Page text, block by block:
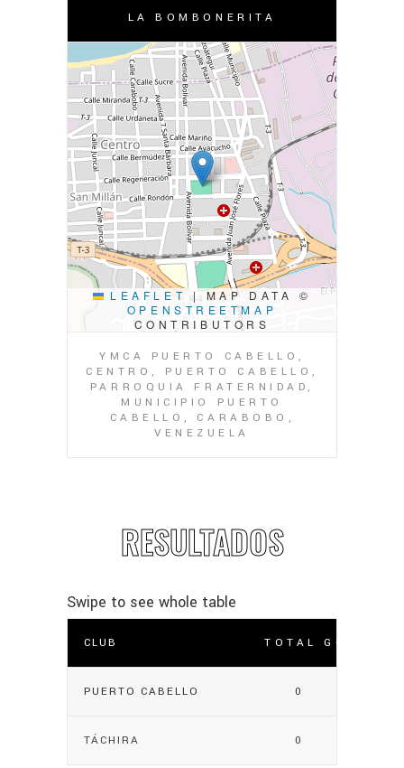
LA BOMBONERITA
LEAFLET |MAP DATA ©
OPENSTREETMAP
CONTRIBUTORS
YMCA PUERTO CABELLO,
CENTRO, PUERTO CABELLO,
PARROQUIA FRATERNIDAD,
MUNICIPIO PUERTO
CABELLO, CARABOBO,
VENEZUELA
RESULTADOS
CLUB TOTAL GOLES
PUERTO CABELLO 0
TÁCHIRA 0